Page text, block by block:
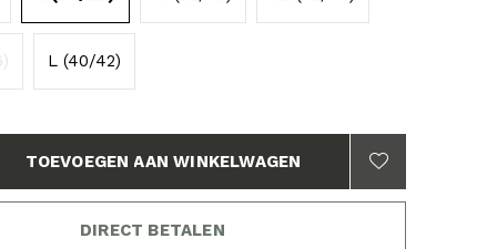
L (40/42)
TOEVOEGEN AAN WINKELWAGEN
DIRECT BETALEN